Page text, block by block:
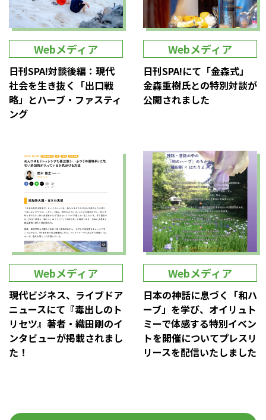
Webメディア
日刊SPA!対談後編：現代
社会を生き抜く「出口戦
略」とハーブ・ファスティ
ング
Webメディア
日刊SPA!にて「金森式」
金森重樹氏との特別対談が
公開されました
Webメディア
現代ビジネス、ライブドア
ニュースにて『毒出しのト
リセツ』著者・織田剛のイ
ンタビューが掲載されまし
た！
Webメディア
日本の神話に息づく「和ハ
ーブ」を学び、オイリュト
ミーで体感する特別イベン
トを開催についてプレスリ
リースを配信いたしました